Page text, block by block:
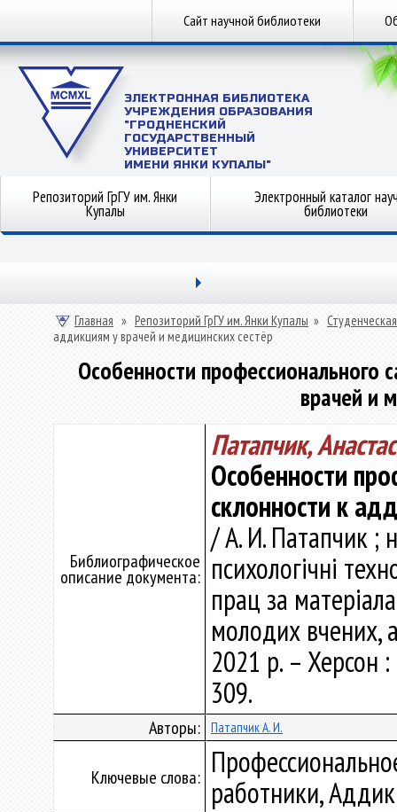
Сайт научной библиотеки
ЭЛЕКТРОННАЯ БИБЛИОТЕКА
УЧРЕЖДЕНИЯ ОБРАЗОВАНИЯ
"ГРОДНЕНСКИЙ
ГОСУДАРСТВЕННЫЙ
УНИВЕРСИТЕТ
ИМЕНИ ЯНКИ КУПАЛЫ"
Репозиторий ГрГУ им. Янки
Купалы
Электронный каталог
библиотеки
Главная » Репозиторий ГрГУ им. Янки Купалы »
аддикциям у врачей и медицинских сестёр
Особенности профессионального
врачей и
Библиографическое
описание документа:
Патапчик,
Особенности
склонности к
/ А. И. Патапчик ;
психологічні
прац за
молодих вчених,
2021 р. – Херсон
309.
Авторы: Патапчик А. И.
Ключевые слова: работники,